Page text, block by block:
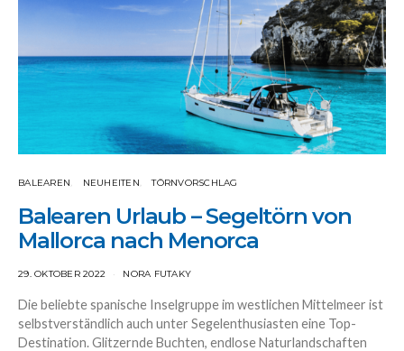
BALEAREN NEUHEITEN TÖRNVORSCHLAG
Balearen Urlaub – Segeltörn von
Mallorca nach Menorca
29. OKTOBER 2022 NORA FUTAKY
Die beliebte spanische Inselgruppe im westlichen Mittelmeer ist
selbstverständlich auch unter Segelenthusiasten eine Top-
Destination. Glitzernde Buchten, endlose Naturlandschaften